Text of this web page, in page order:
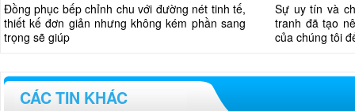
Đồng phục bếp chỉnh chu với đường nét tinh tế,
thiết kế đơn giản nhưng không kém phần sang
trọng sẽ giúp
Sự uy tín và
tranh đã tạo
của chúng tôi
CÁC TIN KHÁC